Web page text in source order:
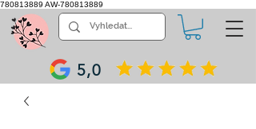
780813889 AW-780813889
5,0